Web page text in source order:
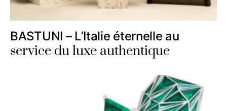
BASTUNI – L’Italie éternelle au
service du luxe authentique